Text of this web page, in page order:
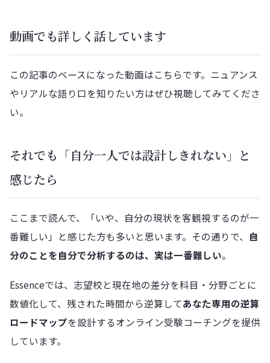
動画でも詳しく話しています
この記事のベースになった動画はこちらです。ニュアンス
やリアルな語り口を知りたい方はぜひ視聴してみてくださ
い。
それでも「自分一人では設計しきれない」と
感じたら
ここまで読んで、「いや、自分の現状を客観視するのが一
番難しい」と感じた方も多いと思います。その通りで、 自
分のことを自分で分析するのは、実は一番難しい。
Essenceでは、志望校と現在地の差分を科目・分野ごとに
数値化して、残された時間から逆算してあなた専用の逆算
ロードマップを設計するオンライン受験コーチングを提供
しています。